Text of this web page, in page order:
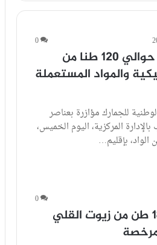
0
بنسليمان : حجز حوالي 120 طنا من
والمواد المستعملة
للجمارك مؤازرة بعناصر
المركزية، اليوم الخميس،
الواد، بإقليم…
0
النواصر :،ضبط 18 طن من زيوت القلي